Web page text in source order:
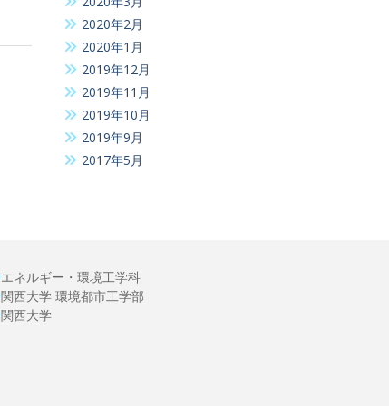
2020年2月
2020年1月
2019年12月
2019年11月
2019年10月
2019年9月
2017年5月
エネルギー・環境工学科
関西大学 環境都市工学部
関西大学